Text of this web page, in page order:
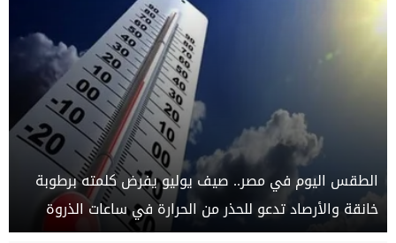
الطقس اليوم في مصر.. صيف يوليو يفرض كلمته برطوبة
خانقة والأرصاد تدعو للحذر من الحرارة في ساعات الذروة